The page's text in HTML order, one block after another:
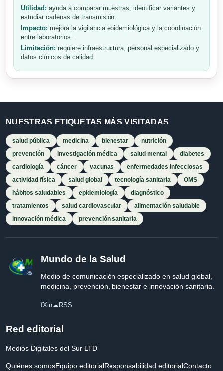
Utilidad: ayuda a comparar muestras, identificar variantes y
estudiar cadenas de transmisión.
Impacto: mejora la vigilancia epidemiológica y la coordinación
entre laboratorios.
Limitación: requiere infraestructura, personal especializado y
datos clínicos de calidad.
NUESTRAS ETIQUETAS MÁS VISITADAS
salud pública medicina bienestar
nutrición
prevención
investigación médica salud mental
diabetes
cardiología
cáncer vacunas
enfermedades infecciosas
actividad física
salud global tecnología sanitaria
OMS
hábitos saludables
epidemiología
diagnóstico
tratamientos
salud cardiovascular
alimentación saludable
innovación médica
prevención sanitaria
Mundo de la Salud
Medio de comunicación especializado en salud global,
medicina, prevención, bienestar e innovación sanitaria.
fXin☁RSS
Red editorial
Medios Digitales del Sur LTD
Quiénes somosEquipo editorialResponsabilidad editorialContacto